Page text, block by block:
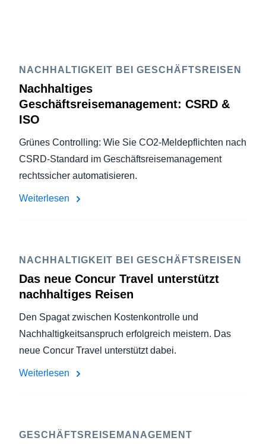
NACHHALTIGKEIT BEI GESCHÄFTSREISEN
Nachhaltiges
Geschäftsreisemanagement: CSRD &
ISO
Grünes Controlling: Wie Sie CO2-Meldepflichten nach
CSRD-Standard im Geschäftsreisemanagement
rechtssicher automatisieren.
Weiterlesen
NACHHALTIGKEIT BEI GESCHÄFTSREISEN
Das neue Concur Travel unterstützt
nachhaltiges Reisen
Den Spagat zwischen Kostenkontrolle und
Nachhaltigkeitsanspruch erfolgreich meistern. Das
neue Concur Travel unterstützt dabei.
Weiterlesen
GESCHÄFTSREISEMANAGEMENT